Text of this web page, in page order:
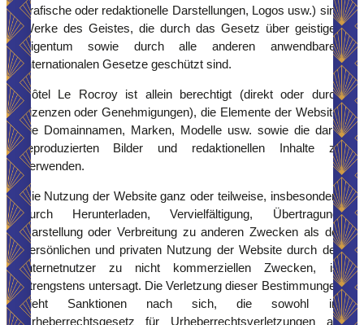
grafische oder redaktionelle Darstellungen, Logos usw.) sind
Werke des Geistes, die durch das Gesetz über geistiges
Eigentum sowie durch alle anderen anwendbaren
internationalen Gesetze geschützt sind.
Hôtel Le Rocroy ist allein berechtigt (direkt oder durch
Lizenzen oder Genehmigungen), die Elemente der Website,
die Domainnamen, Marken, Modelle usw. sowie die darin
reproduzierten Bilder und redaktionellen Inhalte zu
verwenden.
Die Nutzung der Website ganz oder teilweise, insbesondere
durch Herunterladen, Vervielfältigung, Übertragung,
Darstellung oder Verbreitung zu anderen Zwecken als der
persönlichen und privaten Nutzung der Website durch den
Internetnutzer zu nicht kommerziellen Zwecken, ist
strengstens untersagt. Die Verletzung dieser Bestimmungen
zieht Sanktionen nach sich, die sowohl im
Urheberrechtsgesetz für Urheberrechtsverletzungen als